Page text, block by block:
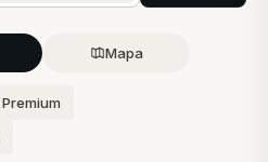
Mapa
Premium